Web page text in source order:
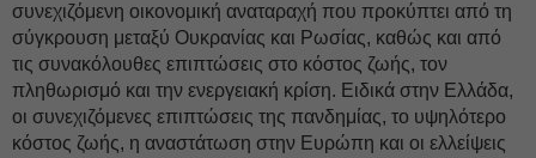
συνεχιζόμενη οικονομική αναταραχή που προκύπτει από τη
σύγκρουση μεταξύ Ουκρανίας και Ρωσίας, καθώς και από
τις συνακόλουθες επιπτώσεις στο κόστος ζωής, τον
πληθωρισμό και την ενεργειακή κρίση. Ειδικά στην Ελλάδα,
οι συνεχιζόμενες επιπτώσεις της πανδημίας, το υψηλότερο
κόστος ζωής, η αναστάτωση στην Ευρώπη και οι ελλείψεις